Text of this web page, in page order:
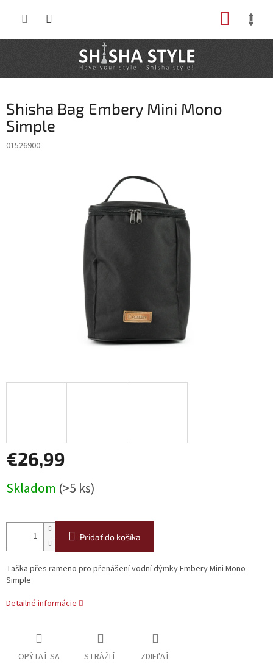
Shisha Bag Embery Mini Mono
Simple
01526900
€26,99
cena:
Skladom (>5 ks)
Pridať do košíka
Taška přes rameno pro přenášení vodní dýmky Embery Mini Mono
Simple
Detailné informácie
OPÝTAŤ SA STRÁŽIŤ ZDIEĽAŤ